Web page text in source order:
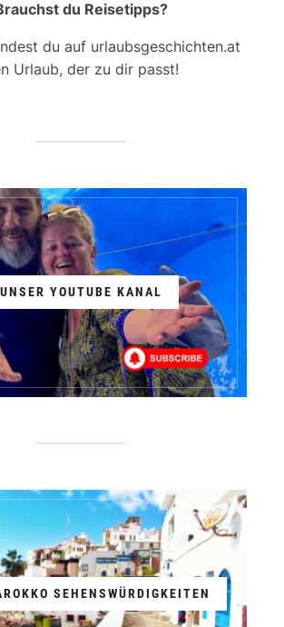
du Reisetipps?
du auf urlaubsgeschichten.at
Urlaub, der zu dir passt!
UNSER YOUTUBE KANAL
SEHENSWÜRDIGKEITEN